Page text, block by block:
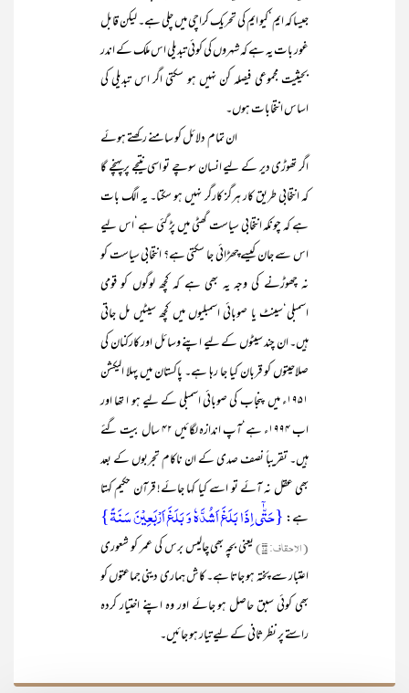
جیسا کہ ایم‘کیو ایم کی تحریک کراچی میں چلی ہے۔ لیکن قابل
غور بات یہ ہے کہ شہروں کی کوئی تبدیلی اس ملک کے اندر
بحیثیت مجموعی فیصلہ کن نہیں ہو سکتی اگر اس تبدیلی کی
اساس انتخابات ہوں۔
ان تمام دلائل کو سامنے رکھتے ہوئے
اگر تھوڑی دیر کے لیے انسان سوچے تو اسی نتیجے پر پہنچے گا
کہ انتخابی طریق کار ہرگز کارگر نہیں ہو سکتا۔ یہ الگ بات
ہے کہ چونکہ انتخابی سیاست گھٹی میں پڑ گئی ہے‘اس لیے
اس سے جان کیسے چھڑائی جا سکتی ہے؟ انتخابی سیاست کو
نہ چھوڑنے کی وجہ یہ بھی ہے کہ کچھ لوگوں کو قومی
اسمبلی‘سینٹ یا صوبائی اسمبلیوں میں کچھ سیٹیں مل جاتی
ہیں۔ ان چند سیٹوں کے لیے اپنے وسائل اور کارکنان کی
صلاحیتوں کو قربان کیا جا رہا ہے۔ پاکستان میں پہلا الیکشن
۱۹۵۱ء میں پنجاب کی صوبائی اسمبلی کے لیے ہو ا تھا اور
اب ۱۹۹۴ء ہے‘آپ اندازہ لگائیں ۴۲ سال بیت گئے
ہیں۔ تقریباً نصف صدی کے ان ناکام تجربوں کے بعد
بھی عقل نہ آئے تو اسے کیا کہا جائے! قرآن حکیم کہتا
ہے:{حَتّٰۤی اِذَا بَلَغَ اَشُدَّہٗ وَ بَلَغَ اَرۡبَعِیۡنَ سَنَۃً}
(الاحقاف: ۱۵)
یعنی بچہ بھی چالیس برس کی عمر کو شعوری
اعتبار سے پختہ ہو جاتا ہے۔ کاش ہماری دینی جماعتوں کو
بھی کوئی سبق حاصل ہو جائے اور وہ اپنے اختیار کردہ
راستے پر نظر ثانی کے لیے تیار ہو جائیں۔